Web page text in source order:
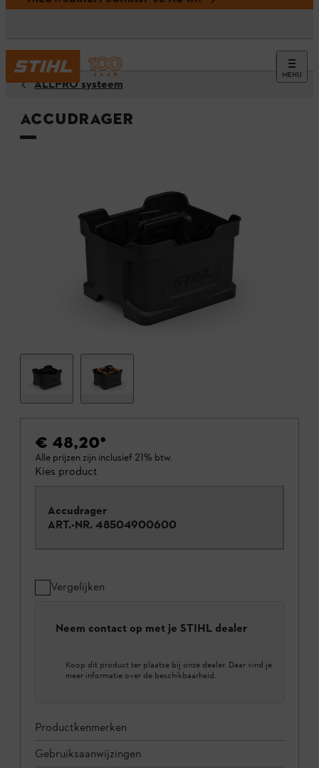
MENU
ALLPRO systeem
Accudrager
€ 48,20*
Alle prijzen zijn inclusief 21% btw.
Kies product
Accudrager
ART.-NR. 48504900600
Vergelijken
Neem contact op met je STIHL dealer
Koop dit product ter plaatse bij onze dealer. Daar vind je
meer informatie over de beschikbaarheid.
Productkenmerken
Gebruiksaanwijzingen